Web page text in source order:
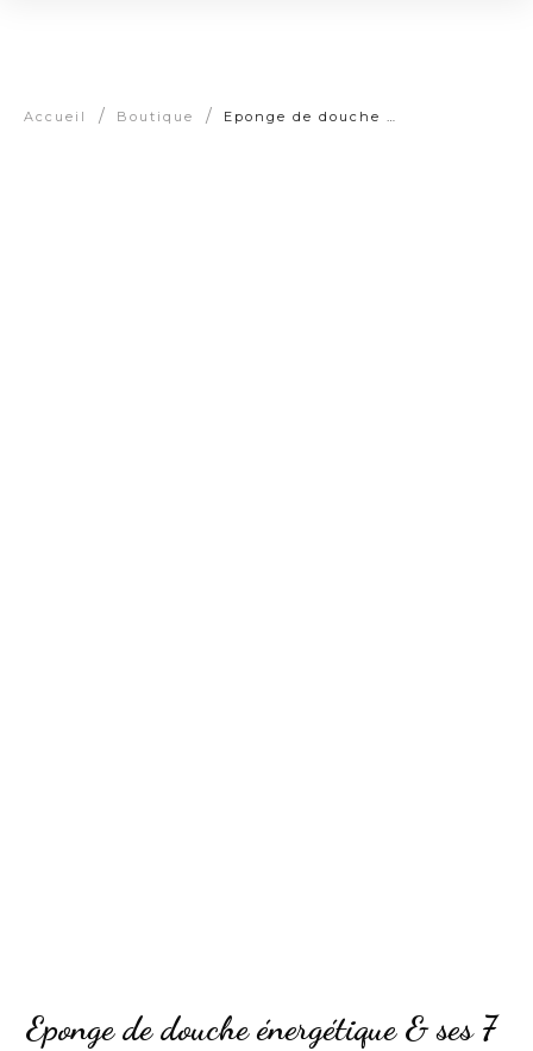
Accueil / Boutique /
Eponge de douche énergétique & ses 7